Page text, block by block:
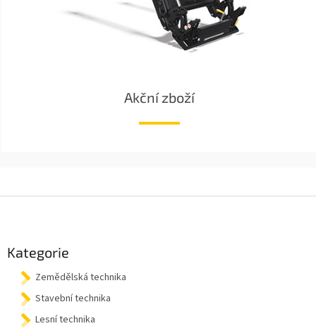
Akční zboží
Kategorie
Zemědělská technika
Stavební technika
Lesní technika